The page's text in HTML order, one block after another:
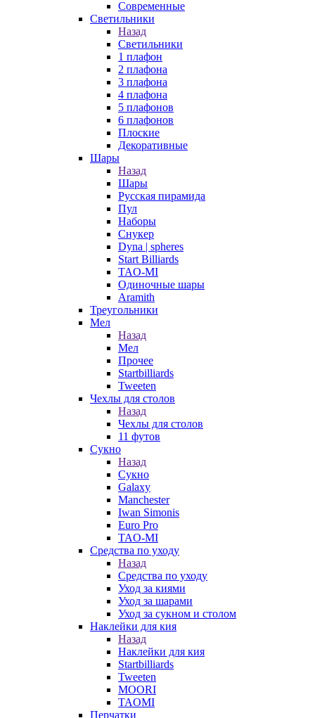
Современные
Светильники
Назад
Светильники
1 плафон
2 плафона
3 плафона
4 плафона
5 плафонов
6 плафонов
Плоские
Декоративные
Шары
Назад
Шары
Русская пирамида
Пул
Наборы
Снукер
Dyna | spheres
Start Billiards
TAO-MI
Одиночные шары
Aramith
Треугольники
Мел
Назад
Мел
Прочее
Startbilliards
Tweeten
Чехлы для столов
Назад
Чехлы для столов
11 футов
Сукно
Назад
Сукно
Galaxy
Manchester
Iwan Simonis
Euro Pro
TAO-MI
Средства по уходу
Назад
Средства по уходу
Уход за киями
Уход за шарами
Уход за сукном и столом
Наклейки для кия
Назад
Наклейки для кия
Startbilliards
Tweeten
MOORI
TAOMI
Перчатки